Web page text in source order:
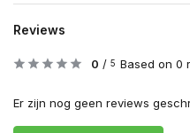
Reviews
0 / 5 Based on 0
Er zijn nog geen reviews